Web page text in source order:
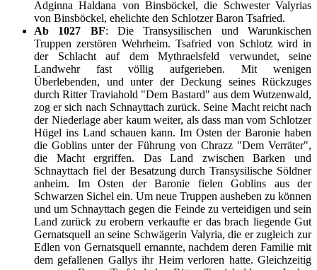
Adginna Haldana von Binsböckel, die Schwester Valyrias
von Binsböckel, ehelichte den Schlotzer Baron Tsafried.
Ab 1027 BF: Die Transysilischen und Warunkischen
Truppen zerstören Wehrheim. Tsafried von Schlotz wird in
der Schlacht auf dem Mythraelsfeld verwundet, seine
Landwehr fast völlig aufgerieben. Mit wenigen
Überlebenden, und unter der Deckung seines Rückzuges
durch Ritter Traviahold "Dem Bastard" aus dem Wutzenwald,
zog er sich nach Schnayttach zurück. Seine Macht reicht nach
der Niederlage aber kaum weiter, als dass man vom Schlotzer
Hügel ins Land schauen kann. Im Osten der Baronie haben
die Goblins unter der Führung von Chrazz "Dem Verräter",
die Macht ergriffen. Das Land zwischen Barken und
Schnayttach fiel der Besatzung durch Transysilische Söldner
anheim. Im Osten der Baronie fielen Goblins aus der
Schwarzen Sichel ein. Um neue Truppen ausheben zu können
und um Schnayttach gegen die Feinde zu verteidigen und sein
Land zurück zu erobern verkaufte er das brach liegende Gut
Gernatsquell an seine Schwägerin Valyria, die er zugleich zur
Edlen von Gernatsquell ernannte, nachdem deren Familie mit
dem gefallenen Gallys ihr Heim verloren hatte. Gleichzeitig